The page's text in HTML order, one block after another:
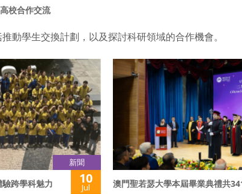
校合作交流
動學生交換計劃，以及探討科研領域的合作機會。
新聞
跨學科魅力 10
Jul 澳門聖若瑟大學本屆畢業典禮共